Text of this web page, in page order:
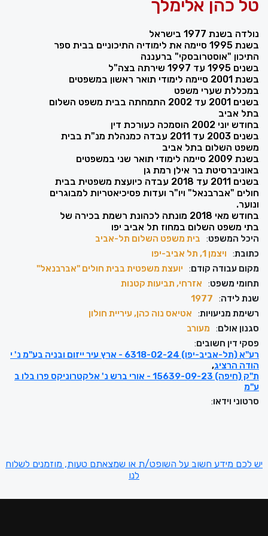
טל כהן אלימלך
נולדה בשנת 1977 בישראל
בשנת 1995 סיימה את לימודיה התיכוניים בבית ספר
התיכון "אוסטרובסקי" ברעננה
בשנים 1995 עד 1997 שירתה בצה"ל
בשנת 2001 סיימה לימודי תואר ראשון במשפטים
במכללת שערי משפט
בשנים 2001 עד 2002 התמחתה בבית משפט השלום
בתל אביב
בחודש יוני 2002 הוסמכה כעורכת דין
בשנים 2003 עד 2011 עבדה כמנהלת מנ"ת בבית
משפט השלום בתל אביב
בשנת 2009 סיימה לימודי תואר שני במשפטים
באוניברסיטת בר אילן רמת גן
בשנים 2011 עד 2018 עבדה כיועצת משפטית בבית
חולים "אברבנאל" ויו"ר ועדות פסיכיאטריות למבוגרים
ונוער.
בחודש מאי 2018 מונתה לכהונת רשמת בכירה של
בתי משפט השלום במחוז תל אביב יפו
היכל המשפט:
בית משפט השלום תל-אביב
כתובת:
ויצמן‬ 1, תל אביב-יפו
מקום עבודה קודם:
יועצת משפטית בבית חולים "אברבנאל"
תחומי משפט:
אזרחי, תביעות קטנות
שנת לידה:
1977
רשימת מניעויות:
אטיאס נוה כהן, עיריית חולון
סגנון אולם:
מעורב
פסקי דין חשובים:
רע"א (תל-אביב-יפו) 6318-02-24 - ארץ עיר ייזום ובניה בע"מ נ' י
הודה הרציג
ת"ק (חיפה) 15639-09-23 - אורי ברש נ' אלקטרוניקס פרו בלו ב
ע"מ
סרטוני וידאו:
יש לכם מידע חשוב על השופט/ת או שמצאתם טעות, מוזמנים לשלוח
לנו